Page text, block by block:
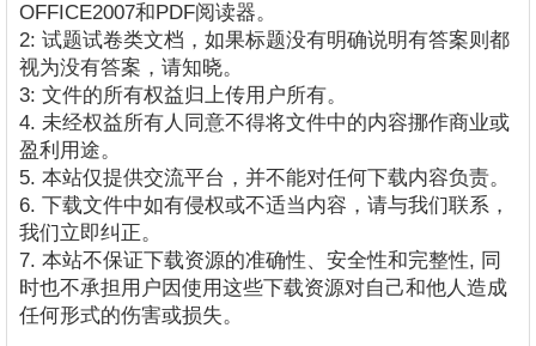
OFFICE2007和PDF阅读器。
2: 试题试卷类文档，如果标题没有明确说明有答案则都
视为没有答案，请知晓。
3: 文件的所有权益归上传用户所有。
4. 未经权益所有人同意不得将文件中的内容挪作商业或
盈利用途。
5. 本站仅提供交流平台，并不能对任何下载内容负责。
6. 下载文件中如有侵权或不适当内容，请与我们联系，
我们立即纠正。
7. 本站不保证下载资源的准确性、安全性和完整性, 同
时也不承担用户因使用这些下载资源对自己和他人造成
任何形式的伤害或损失。